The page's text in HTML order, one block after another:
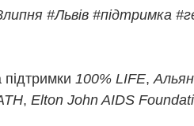
#Львів #підтримка
100% LIFE,
, Elton John AIDS